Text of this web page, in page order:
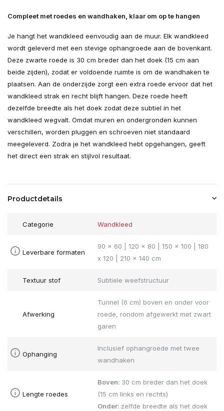
Compleet met roedes en wandhaken, klaar om op te hangen
Je hangt het wandkleed eenvoudig aan de muur. Elk wandkleed
wordt geleverd met een stevige ophangroede aan de bovenkant.
Deze zwarte roede is 30 cm breder dan het doek (15 cm aan
beide zijden), zodat er voldoende ruimte is om de wandhaken te
plaatsen. Aan de onderzijde zorgt een extra roede ervoor dat het
wandkleed strak en recht blijft hangen. Deze roede heeft
dezelfde breedte als het doek zodat deze subtiel in het
wandkleed wegvalt. Omdat muren en ondergronden kunnen
verschillen, worden pluggen en schroeven niet standaard
meegeleverd. Zodra je het wandkleed hebt opgehangen, geeft
het direct een strak en stijlvol resultaat.
Productdetails
Categorie Wandkleed
Leverbare formaten
90 x 60 | 120 x 80 | 150 x 100 | 180
x 120 | 210 x 140 cm
Textuur stof Subtiele weefstructuur
Afwerking
Tunnel (6 cm) boven en onder voor
roede, rondom afgewerkt met zwart
garen
Ophanging
Inclusief ophangroede met twee
wandhaken
Lengte roedes
Boven: 30 cm breder dan het doek
(15 cm links en rechts)
Onder: zelfde breedte als het doek